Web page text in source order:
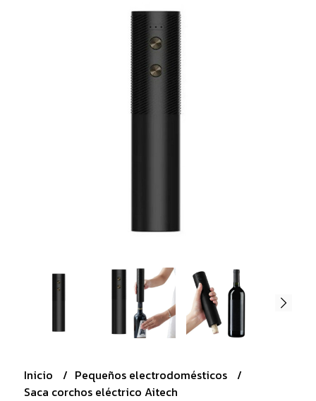
Inicio
Pequeños electrodomésticos
Saca corchos eléctrico Aitech